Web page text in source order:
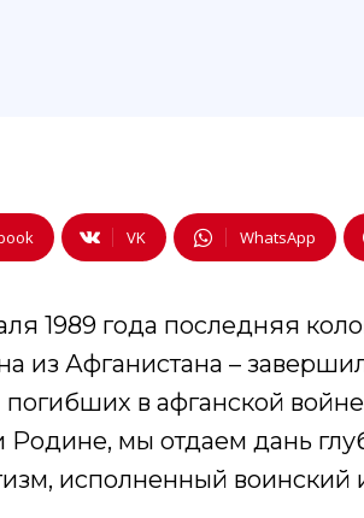
VK WhatsApp
1989 года последняя
из Афганистана –
в афганской
Родине, мы отдаем дань
исполненный воинский